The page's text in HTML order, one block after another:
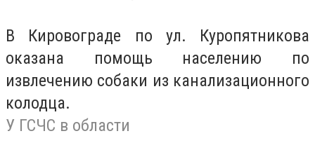
В Кировограде по ул. Куропятникова
оказана помощь населению по
извлечению собаки из канализационного
колодца.
У ГСЧС в области